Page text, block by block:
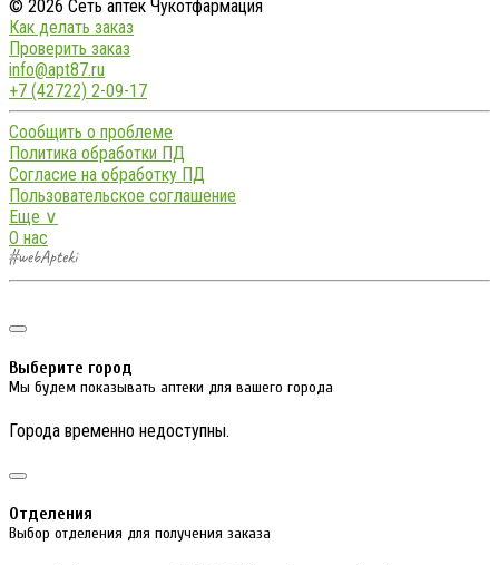
© 2026 Сеть аптек Чукотфармация
Как делать заказ
Проверить заказ
info@apt87.ru
+7 (42722) 2-09-17
Сообщить о проблеме
Политика обработки ПД
Согласие на обработку ПД
Пользовательское соглашение
Еще ∨
О нас
Выберите город
Мы будем показывать аптеки для вашего города
Города временно недоступны.
Отделения
Выбор отделения для получения заказа